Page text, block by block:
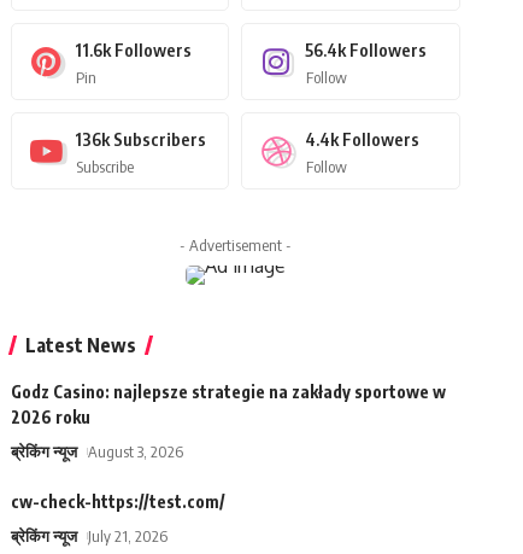
11.6k Followers
Pin
56.4k Followers
Follow
136k Subscribers
Subscribe
4.4k Followers
Follow
- Advertisement -
Latest News
Godz Casino: najlepsze strategie na zakłady sportowe w
2026 roku
ब्रेकिंग न्यूज August 3, 2026
cw-check-https://test.com/
ब्रेकिंग न्यूज July 21, 2026